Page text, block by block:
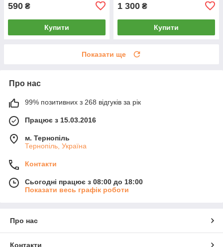
590 ₴
Купити
1 300 ₴
Купити
Показати ще
Про нас
99% позитивних з 268 відгуків за рік
Працює з 15.03.2016
м. Тернопіль
Тернопіль, Україна
Контакти
Сьогодні працює з 08:00 до 18:00
Показати весь графік роботи
Про нас
Контакти